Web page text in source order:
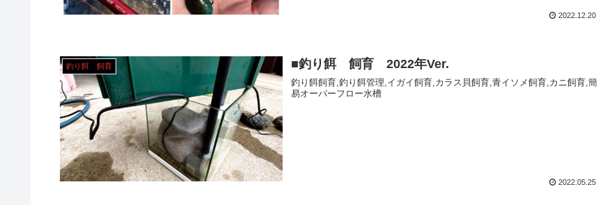
2022.12.20
釣り餌 飼育 ■釣り餌 飼育 2022年Ver.
釣り餌飼育,釣り餌管理,イガイ飼育,カラス貝飼育,青イソメ飼育,カニ飼育,簡
易オーバーフロー水槽
2022.05.25